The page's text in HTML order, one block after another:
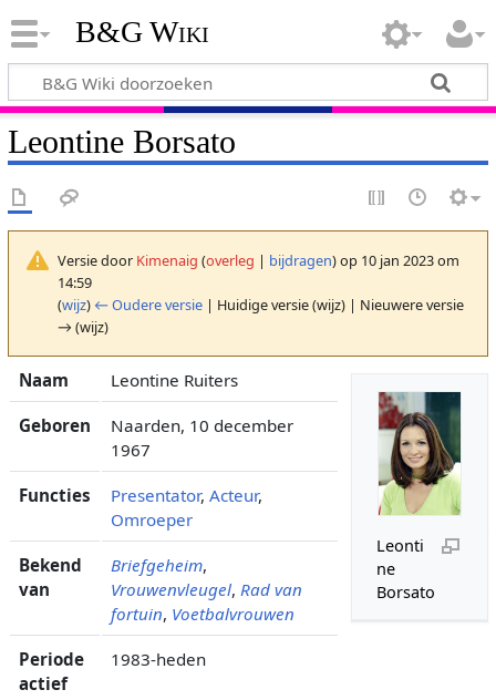
B&G Wiki
Leontine Borsato
Versie door Kimenaig (overleg | bijdragen)op 10 jan 2023 om
14:59
(wijz) ← Oudere versie| Huidige versie (wijz) | Nieuwere versie
→ (wijz)
Leonti
ne
Borsato
Naam Leontine Ruiters
Geboren
Naarden, 10 december
1967
Functies Presentator, Acteur,
Omroeper
Bekend
van
Briefgeheim,
Vrouwenvleugel, Rad van
fortuin, Voetbalvrouwen
Periode
actief
1983-heden